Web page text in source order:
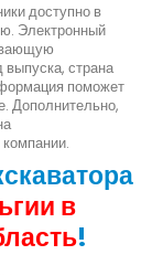
доступно в
Электронный
страна
поможет
Дополнительно,
в
!